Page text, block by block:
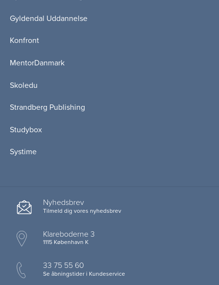
Gyldendal Uddannelse
Konfront
MentorDanmark
Skoledu
Strandberg Publishing
Studybox
Systime
Nyhedsbrev
Tilmeld dig vores nyhedsbrev
Klareboderne 3
1115 København K
33 75 55 60
Se åbningstider i Kundeservice